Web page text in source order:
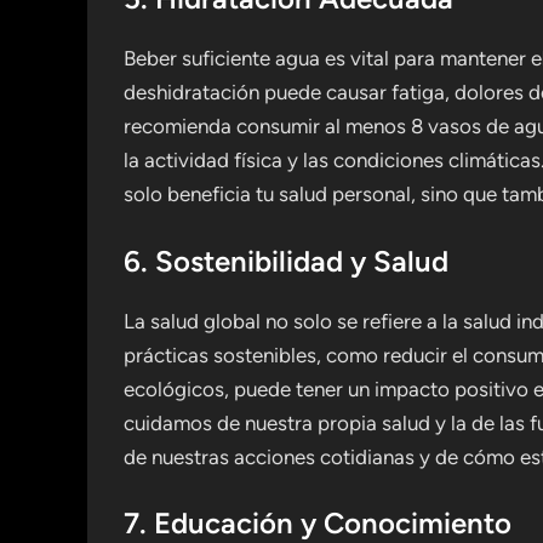
Beber suficiente agua es vital para mantener
deshidratación puede causar fatiga, dolores
recomienda consumir al menos 8 vasos de
la actividad física y las condiciones
solo beneficia tu salud personal, sino que
6. Sostenibilidad y Salud
La salud global no solo se refiere a la salud
prácticas sostenibles, como reducir el
ecológicos, puede tener un impacto positivo
cuidamos de nuestra propia salud y la de las
de nuestras acciones cotidianas y de cómo
7. Educación y Conocimiento